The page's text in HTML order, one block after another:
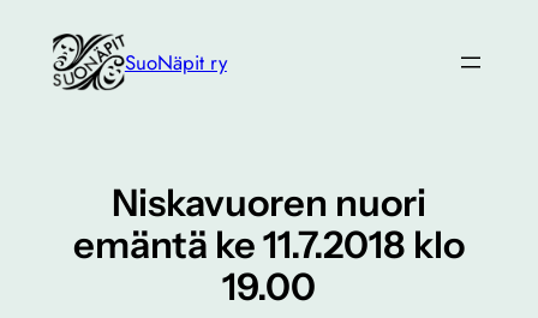
sisältöön
SuoNäpit ry
Niskavuoren nuori
emäntä ke 11.7.2018 klo
19.00